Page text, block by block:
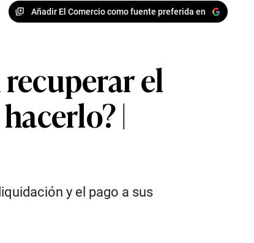
Añadir El Comercio como fuente preferida en
el
|
y el pago a sus